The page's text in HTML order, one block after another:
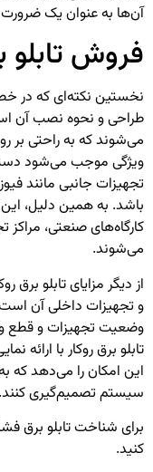
آن‌ها به عنوان یک
فروش تابلو
نخستین نکته‌ای که در
طراحی و نحوه نصب آن
می‌شوند که به راحتی بر
ویژگی موجب می‌شود
تجهیزات جانبی مانند
باشد. به همین دلیل،
کارگاه‌های صنعتی،
می‌شوند.
از دیگر مزایای تابلو
و تجهیزات داخلی آن
وضعیت تجهیزات و قطع
تابلو برق روکار با ارائه
این امکان را می‌دهد
سیستم تصمیم‌گیری کنند.
برای شناختتابلو برق
کنید.